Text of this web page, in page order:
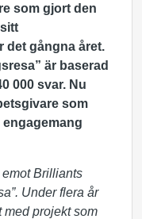
som gjort den
det gångna året.
är baserad
000 svar. Nu
som
emot Brilliants
Under flera år
med projekt som